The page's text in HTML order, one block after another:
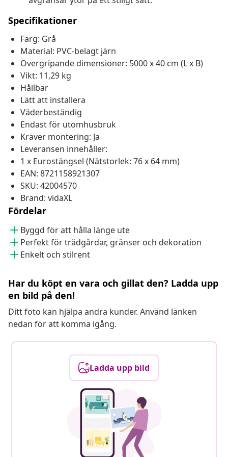
Specifikationer
Färg: Grå
Material: PVC-belagt järn
Övergripande dimensioner: 5000 x 40 cm (L x B)
Vikt: 11,29 kg
Hållbar
Lätt att installera
Väderbeständig
Endast för utomhusbruk
Kräver montering: Ja
Leveransen innehåller:
1 x Eurostängsel (Nätstorlek: 76 x 64 mm)
EAN: 8721158921307
SKU: 42004570
Brand: vidaXL
Fördelar
Byggd för att hålla länge ute
Perfekt för trädgårdar, gränser och dekoration
Enkelt och stilrent
Har du köpt en vara och gillat den? Ladda upp
en bild på den!
Ditt foto kan hjälpa andra kunder. Använd länken
nedan för att komma igång.
Ladda upp bild